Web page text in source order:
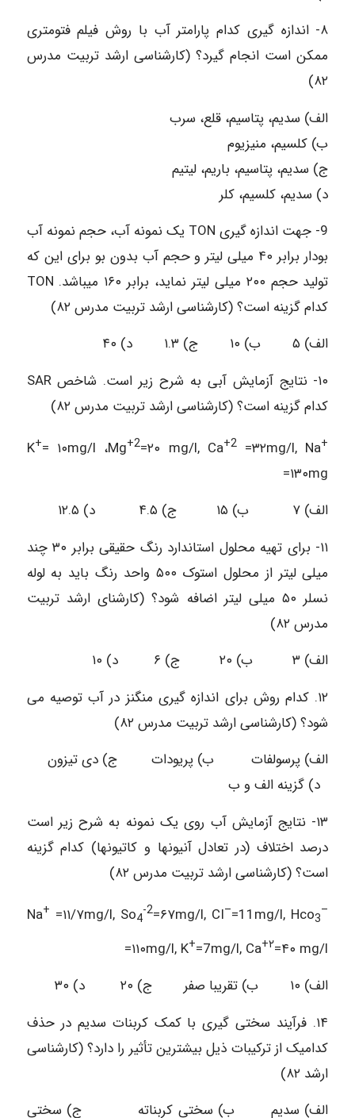
۸- اندازه گیری کدام پارامتر آب با روش فیلم فتومتری
ممکن است انجام گیرد؟ (کارشناسی ارشد تربیت مدرس
۸۲)
الف) سدیم، پتاسیم، قلع، سرب
ب) کلسیم، منیزیوم
ج) سدیم، پتاسیم، باریم، ليتيم
د) سدیم، کلسیم، کلر
9- جهت اندازه گیری TON یک نمونه آب، حجم نمونه آب
بودار برابر ۴۰ میلی لیتر و حجم آب بدون بو برای این که
تولید حجم ۲۰۰ میلی لیتر نماید، برابر ۱۶۰ میباشد. TON
کدام گزینه است؟ (کارشناسی ارشد تربیت مدرس ۸۲)
الف) ۵ ب) ۱۰ ج) ۱.۳ د) ۴۰
۱۰- نتایج آزمایش آبی به شرح زیر است. شاخص SAR
کدام گزینه است؟ (کارشناسی ارشد تربیت مدرس ۸۲)
K+= ۱۰mg/l ،Mg+2=۲۰ mg/l, Ca+2=۳۲mg/l, Na+
=۱۳۰mg
الف) ۷ ب) ۱۵ ج) ۴.۵ د) ۱۲.۵
۱۱- برای تهیه محلول استاندارد رنگ حقیقی برابر ۳۰ چند
میلی لیتر از محلول استوک ۵۰۰ واحد رنگ باید به لوله
نسلر ۵۰ میلی لیتر اضافه شود؟ (کارشنای ارشد تربیت
مدرس ۸۲)
الف) ۳ ب) ۲۰ ج) ۶ د) ۱۰
۱۲. کدام روش برای اندازه گیری منگنز در آب توصیه می
شود؟ (کارشناسی ارشد تربیت مدرس ۸۲)
الف) پرسولفات ب) پریودات ج) دی تیزون
د) گزينه الف و ب
۱۳- نتایج آزمایش آب روی یک نمونه به شرح زیر است
درصد اختلاف (در تعادل آنیونها و کاتیونها) کدام گزینه
است؟ (کارشناسی ارشد تربیت مدرس ۸۲)
Na+ =۱۱/۷mg/l, So4
-2=۶۷mg/l, CI–=11mg/l, Hco3
–
=۱۱۰mg/l, K+=7mg/l, Ca+۲=۴۰ mg/l
الف) ۱۰ ب) تقریبا صفر ج) ۲۰ د) ۳۰
۱۴. فرآیند سختی گیری با کمک کربنات سدیم در حذف
کدامیک از ترکیبات ذیل بیشترین تأثیر را دارد؟ (کارشناسی
ارشد ۸۲)
الف) سدیم ب) سختی کربناته ج) سختی